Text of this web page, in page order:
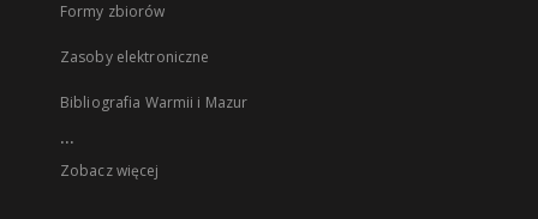
Formy zbiorów
Zasoby elektroniczne
Bibliografia Warmii i Mazur
...
Zobacz więcej